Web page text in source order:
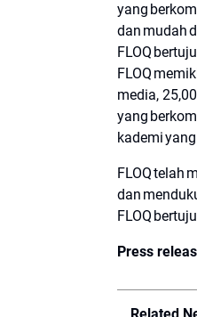
yang
dan mudah
FLOQ
FLOQ
media,
yang
kademi
FLOQ telah
dan
FLOQ
Press